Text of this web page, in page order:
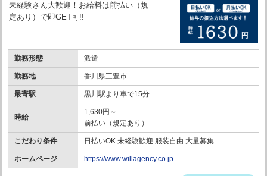
未経験さん大歓迎！お給料は前払い（規
定あり）で即GET可!!
勤務形態 派遣
勤務地 香川県三豊市
最寄駅 黒川駅より車で15分
時給
1,630円～
前払い（規定あり）
こだわり条件 日払いOK 未経験歓迎 服装自由 大量募集
ホームページ https://www.willagency.co.jp